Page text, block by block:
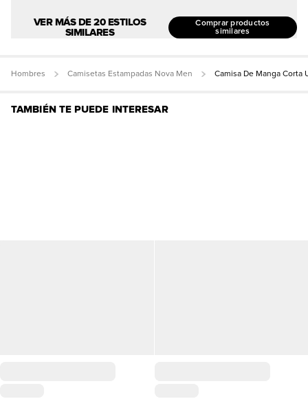
VER MÁS DE 20 ESTILOS
SIMILARES
Comprar productos
similares
Hombres Camisetas Estampadas Nova Men Camisa De Manga
TAMBIÉN TE PUEDE INTERESAR